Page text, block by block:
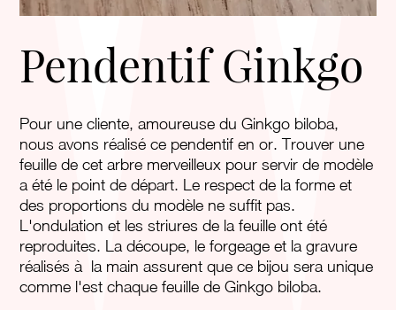
Pendentif Ginkgo
Pour une cliente, amoureuse du Ginkgo biloba,
nous avons réalisé ce pendentif en or. Trouver une
feuille de cet arbre merveilleux pour servir de modèle
a été le point de départ. Le respect de la forme et
des proportions du modèle ne suffit pas.
L'ondulation et les striures de la feuille ont été
reproduites. La découpe, le forgeage et la gravure
réalisés à la main assurent que ce bijou sera unique
comme l'est chaque feuille de Ginkgo biloba.